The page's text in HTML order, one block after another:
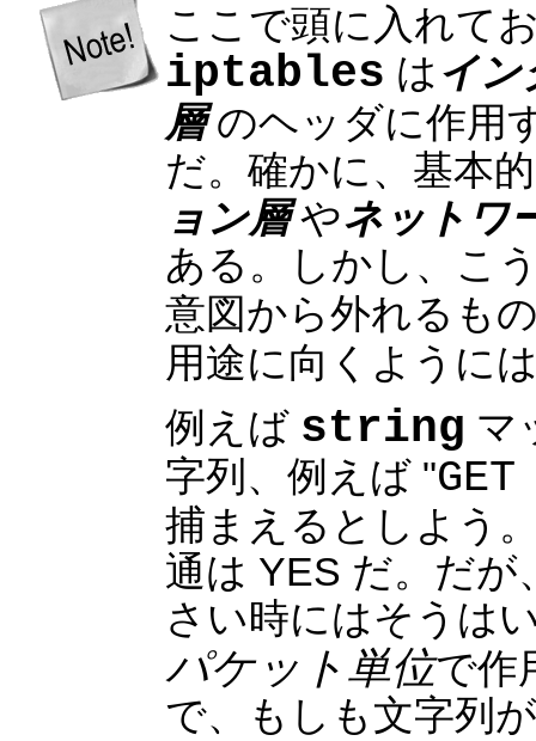
ここで頭に入れて
iptables は イ
層のヘッダに作用
だ。確かに、基本
ョン層やネットワ
ある。しかし、こ
意図から外れるも
用途に向くように
例えば string マ
字列、例えば "
捕まえるとしよう
通は YES だ。だ
さい時にはそうは
パケット単位で作
で、もしも文字列